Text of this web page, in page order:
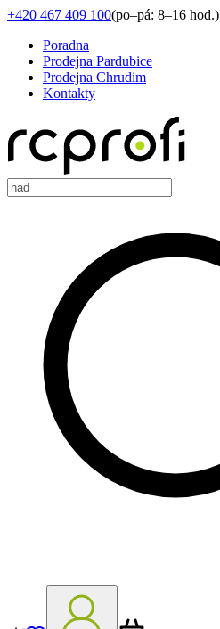
+420 467 409 100(po–pá: 8–16 hod.)
Poradna
Prodejna Pardubice
Prodejna Chrudim
Kontakty